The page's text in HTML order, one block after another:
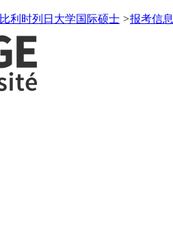
比利时列日大学国际硕士 >报考信息